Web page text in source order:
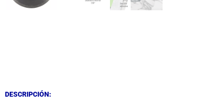
DESCRIPCIÓN: